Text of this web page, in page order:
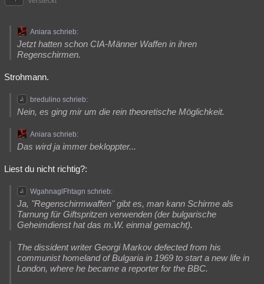
Aniara schrieb:
Jetzt hatten schon CIA-Männer Waffen in ihren
Regenschirmen.
Strohmann.
bredulino schrieb:
Nein, es ging mir um die rein theoretische Möglichkeit.
Aniara schrieb:
Das wird ja immer bekloppter...
Liest du nicht richtig?:
WgahnaglFhtagn schrieb:
Ja, "Regenschirmwaffen" gibt es, man kann Schirme als
Tarnung für Giftspritzen verwenden (der bulgarische
Geheimdienst hat das m.W. einmal gemacht).
The dissident writer Georgi Markov defected from his
communist homeland of Bulgaria in 1969 to start a new life in
London, where he became a reporter for the BBC.